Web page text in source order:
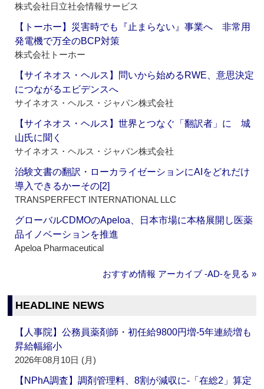
株式会社日立社会情報サービス
【トーホー】災害時でも『止まらない』事業へ 非常用
発電機で万全のBCP対策
株式会社トーホー
【サイネオス・ヘルス】問いから始めるRWE、意思決定
につながるエビデンスへ
サイネオス・ヘルス・ジャパン株式会社
【サイネオス・ヘルス】世界とつなぐ「翻訳者」に 城
山氏に聞く
サイネオス・ヘルス・ジャパン株式会社
治験文書の翻訳・ローカライゼーションにAIをどれだけ
導入できるかーその[2]
TRANSPERFECT INTERNATIONAL LLC
グローバルCDMOのApeloa、日本市場に本格展開し医薬
品イノベーションを推進
Apeloa Pharmaceutical
おすすめ情報 アーカイブ ‐AD‐を見る »
HEADLINE NEWS
【人事院】公務員薬剤師・初任給9800円増‐5年連続増も
昇給幅縮小
2026年08月10日 (月)
【NPhA調査】調剤管理料、8割が減収に‐「在総2」算定